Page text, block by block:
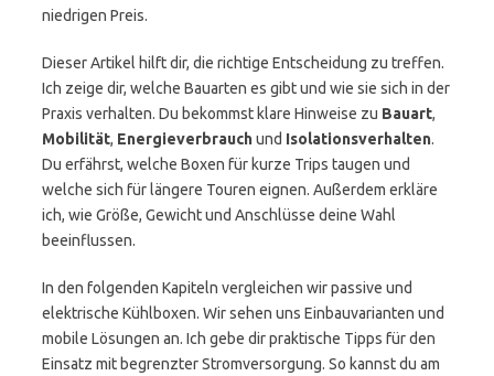
niedrigen Preis.
Dieser Artikel hilft dir, die richtige Entscheidung zu treffen.
Ich zeige dir, welche Bauarten es gibt und wie sie sich in der
Praxis verhalten. Du bekommst klare Hinweise zu Bauart,
Mobilität, Energieverbrauchund Isolationsverhalten.
Du erfährst, welche Boxen für kurze Trips taugen und
welche sich für längere Touren eignen. Außerdem erkläre
ich, wie Größe, Gewicht und Anschlüsse deine Wahl
beeinflussen.
In den folgenden Kapiteln vergleichen wir passive und
elektrische Kühlboxen. Wir sehen uns Einbauvarianten und
mobile Lösungen an. Ich gebe dir praktische Tipps für den
Einsatz mit begrenzter Stromversorgung. So kannst du am